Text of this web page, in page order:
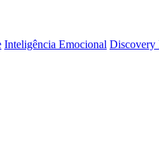
Inteligência Emocional Discovery